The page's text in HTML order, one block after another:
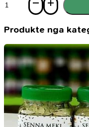
Cilësitë
Allahut
emrat
e
tij
të
bukur
në
frymën
e
besimit
Produkte nga